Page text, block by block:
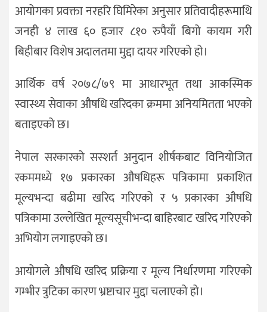
आयोगका प्रवक्ता नरहरि घिमिरेका अनुसार प्रतिवादीहरूमाथि
जनही ४ लाख ६० हजार ८१० रुपैयाँ बिगो कायम गरी
बिहीबार विशेष अदालतमा मुद्दा दायर गरिएको हो।
आर्थिक वर्ष २०७८/७९ मा आधारभूत तथा आकस्मिक
स्वास्थ्य सेवाका औषधि खरिदका क्रममा अनियमितता भएको
बताइएको छ।
नेपाल सरकारको सस्शर्त अनुदान शीर्षकबाट विनियोजित
रकममध्ये १७ प्रकारका औषधिहरू पत्रिकामा प्रकाशित
मूल्यभन्दा बढीमा खरिद गरिएको र ५ प्रकारका औषधि
पत्रिकामा उल्लेखित मूल्यसूचीभन्दा बाहिरबाट खरिद गरिएको
अभियोग लगाइएको छ।
आयोगले औषधि खरिद प्रक्रिया र मूल्य निर्धारणमा गरिएको
गम्भीर त्रुटिका कारण भ्रष्टाचार मुद्दा चलाएको हो।